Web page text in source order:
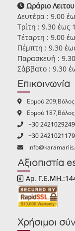
Ωράριο
Δευτέρα : 9.00
Τρίτη : 9.30 έως
Τέταρτη : 9.00
Πέμπτη : 9.30
Παρασκευή :
Σάββατο : 9.30
Επικοινωνία
Ερμού
Ερμού
+30 2421029249
+30 2421021179
Αξιοπιστία
Αρ.
Χρήσιμοι